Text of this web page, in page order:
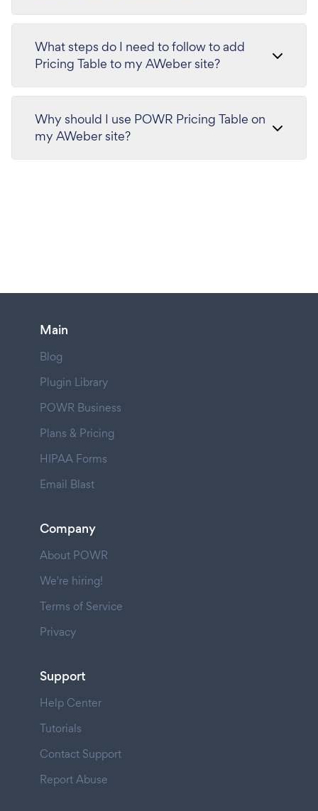
What steps do I need to follow to add
Pricing Table to my AWeber site?
Why should I use POWR Pricing Table on
my AWeber site?
Main
Blog
Plugin Library
POWR Business
Plans & Pricing
HIPAA Forms
Email Blast
Company
About POWR
We're hiring!
Terms of Service
Privacy
Support
Help Center
Tutorials
Contact Support
Report Abuse